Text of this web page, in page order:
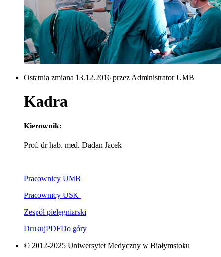
Ostatnia zmiana 13.12.2016 przez Administrator UMB
Kadra
Kierownik:
Prof. dr hab. med. Dadan Jacek
Pracownicy UMB
Pracownicy USK
Zespół pielęgniarski
DrukujPDFDo góry
© 2012-2025 Uniwersytet Medyczny w Białymstoku